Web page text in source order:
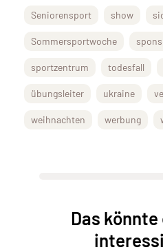
Seniorensport show
Sommersportwoche
sportzentrum todesfall
übungsleiter ukraine
weihnachten werbung
Das